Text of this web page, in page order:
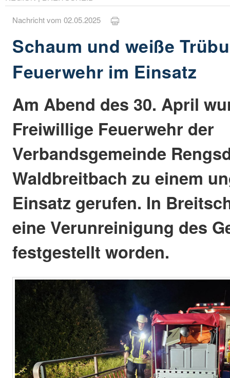
Nachricht vom 02.05.2025
Schaum und weiße
Feuerwehr im Einsatz
Am Abend des 30. April
Freiwillige Feuerwehr der
Verbandsgemeinde
Waldbreitbach zu einem
Einsatz gerufen. In
eine Verunreinigung des
festgestellt worden.